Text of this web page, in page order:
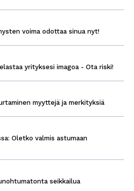
voima odottaa sinua nyt!
yrityksesi imagoa - Ota riski!
myyttejä ja merkityksiä
Oletko valmis astumaan
seikkailua